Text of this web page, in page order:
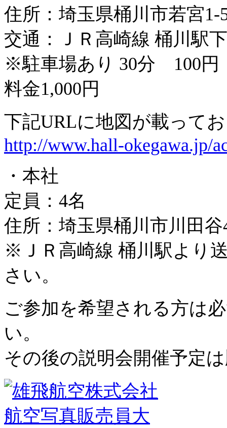
住所：埼玉県桶川市若宮
交通：ＪＲ高崎線 桶川駅
※駐車場あり 30分 100円
料金1,000円
下記URLに地図が載って
http://www.hall-okegawa.jp/
・本社
定員：4名
住所：埼玉県桶川市川田谷
※ＪＲ高崎線 桶川駅より
さい。
ご参加を希望される方は
い。
その後の説明会開催予定